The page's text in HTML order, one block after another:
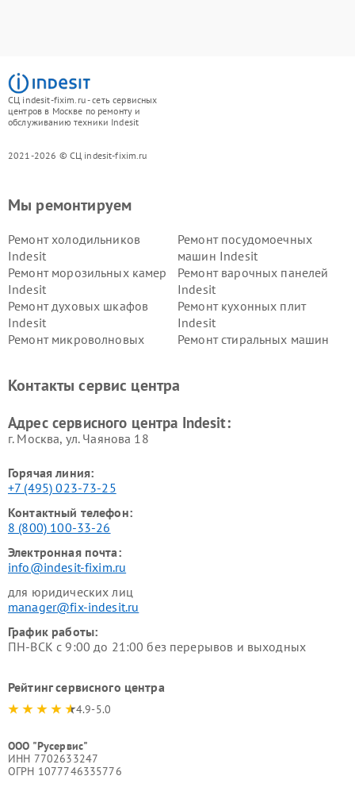
СЦ indesit-fixim.ru - сеть сервисных
центров в Москве по ремонту и
обслуживанию техники Indesit
2021-2026 © СЦ indesit-fixim.ru
Мы ремонтируем
Ремонт холодильников
Indesit
Ремонт посудомоечных
машин Indesit
Ремонт морозильных камер
Indesit
Ремонт варочных панелей
Indesit
Ремонт духовых шкафов
Indesit
Ремонт кухонных плит
Indesit
Ремонт микроволновых
Ремонт стиральных машин
Indesit
Indesit
Контакты сервис центра
Адрес сервисного центра Indesit:
г. Москва, ул. Чаянова 18
Горячая линия:
+7 (495) 023-73-25
Контактный телефон:
8 (800) 100-33-26
Электронная почта:
info@indesit-fixim.ru
для юридических лиц
manager@fix-indesit.ru
График работы:
ПН-ВСК с 9:00 до 21:00 без перерывов и выходных
Рейтинг сервисного центра
4.9-5.0
ООО "Русервис"
ИНН 7702633247
ОГРН 1077746335776